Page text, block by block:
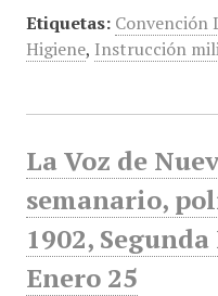
Etiquetas: Convención
Higiene, Instrucción
La Voz de
semanario,
1902,
Enero 25